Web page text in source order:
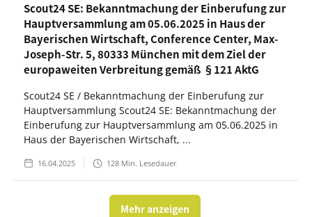
Scout24 SE: Bekanntmachung der Einberufung zur
Hauptversammlung am 05.06.2025 in Haus der
Bayerischen Wirtschaft, Conference Center, Max-
Joseph-Str. 5, 80333 München mit dem Ziel der
europaweiten Verbreitung gemäß §121 AktG
Scout24 SE / Bekanntmachung der Einberufung zur
Hauptversammlung Scout24 SE: Bekanntmachung der
Einberufung zur Hauptversammlung am 05.06.2025 in
Haus der Bayerischen Wirtschaft, ...
16.04.2025 128 Min. Lesedauer
Mehr anzeigen